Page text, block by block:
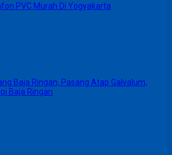
PVC Murah Di Yogyakarta
Baja Ringan, Pasang Atap Galvalum,
Baja Ringan